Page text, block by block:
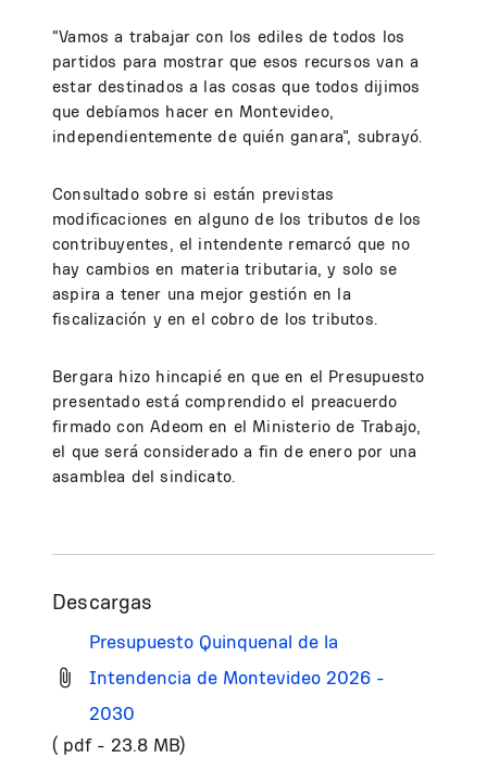
“Vamos a trabajar con los ediles de todos los
partidos para mostrar que esos recursos van a
estar destinados a las cosas que todos dijimos
que debíamos hacer en Montevideo,
independientemente de quién ganara”, subrayó.
Consultado sobre si están previstas
modificaciones en alguno de los tributos de los
contribuyentes, el intendente remarcó que no
hay cambios en materia tributaria, y solo se
aspira a tener una mejor gestión en la
fiscalización y en el cobro de los tributos.
Bergara hizo hincapié en que en el Presupuesto
presentado está comprendido el preacuerdo
firmado con Adeom en el Ministerio de Trabajo,
el que será considerado a fin de enero por una
asamblea del sindicato.
Descargas
Presupuesto Quinquenal de la
Intendencia de Montevideo 2026 -
2030
( pdf - 23.8 MB)